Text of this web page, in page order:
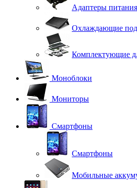
Адаптеры питания
Охлаждающие
Комплектующие
Моноблоки
Мониторы
Смартфоны
Смартфоны
Мобильные